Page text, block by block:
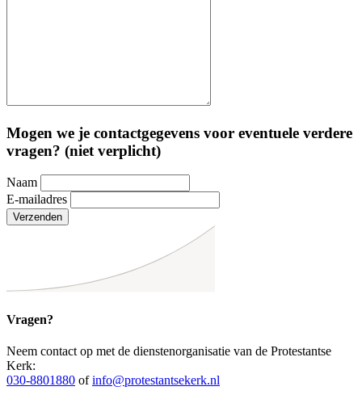
Mogen we je contactgegevens voor eventuele verdere
vragen? (niet verplicht)
Naam
E-mailadres
Verzenden
Vragen?
Neem contact op met de dienstenorganisatie van de Protestantse
Kerk:
030-8801880 ofinfo@protestantsekerk.nl